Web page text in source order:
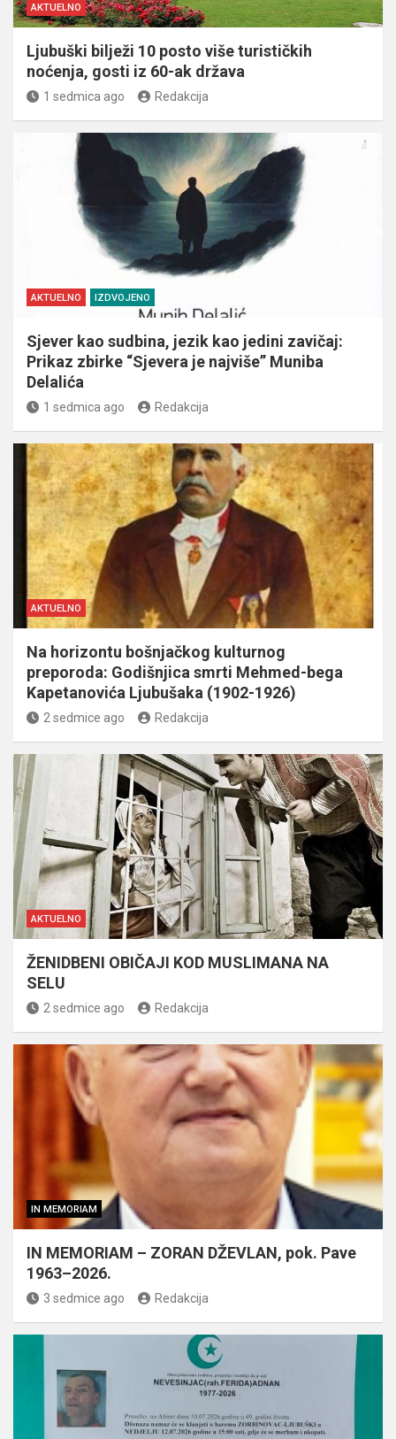
AKTUELNO
Ljubuški bilježi 10 posto više turističkih
noćenja, gosti iz 60-ak država
1 sedmica ago Redakcija
AKTUELNO IZDVOJENO
Sjever kao sudbina, jezik kao jedini zavičaj:
Prikaz zbirke “Sjevera je najviše” Muniba
Delalića
1 sedmica ago Redakcija
AKTUELNO
Na horizontu bošnjačkog kulturnog
preporoda: Godišnjica smrti Mehmed-bega
Kapetanovića Ljubušaka (1902-1926)
2 sedmice ago Redakcija
AKTUELNO
ŽENIDBENI OBIČAJI KOD MUSLIMANA NA
SELU
2 sedmice ago Redakcija
IN MEMORIAM
IN MEMORIAM – ZORAN DŽEVLAN, pok. Pave
1963–2026.
3 sedmice ago Redakcija